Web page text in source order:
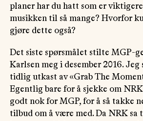
planer har du hatt som er
musikken til så mange? Hvorfor
gjøre dette også?
Det siste spørsmålet stilte MGP-
Karlsen meg i desember 2016. Jeg
tidlig utkast av «Grab The
Egentlig bare for å sjekke om
godt nok for MGP, for å så takke
tilbud om å være med. Da NRK sa